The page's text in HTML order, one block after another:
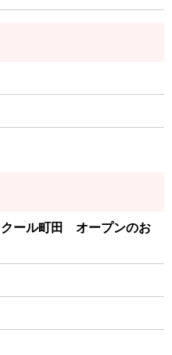
クール町田 オープンのお